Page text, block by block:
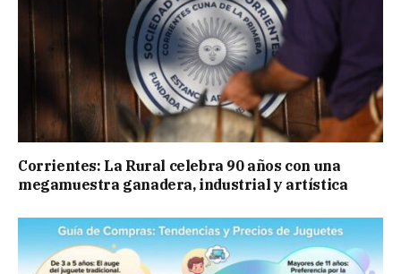
Corrientes: La Rural celebra 90 años con una
megamuestra ganadera, industrial y artística